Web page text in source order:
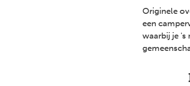
Originele
een
waarbij je 's